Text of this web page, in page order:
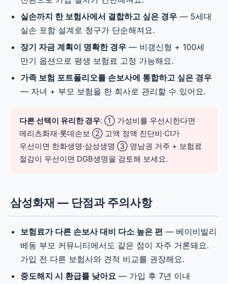
실손까지 한 보험사에서 결합하고 싶은 경우 — 5세대
실손 포함 설계로 청구가 단순해져요.
장기 자금 계획이 명확한 경우 — 비갱신형 + 100세
만기 옵션으로 평생 보험료 고정 가능해요.
가족 보험 포트폴리오를 손보사에 통합하고 싶은 경우
— 자녀 + 부모 보험을 한 회사로 관리할 수 있어요.
다른 선택이 유리한 경우: ① 가성비를 우선시한다면
메리츠화재·롯데손보 ② 고액 정액 진단비·CI가
우선이면 한화생명·삼성생명 ③ 영남권 거주 + 보험료
절감이 우선이면 DGB생명을 검토해 보세요.
삼성화재 — 단점과 주의사항
보험료가 다른 손보사 대비 다소 높은 편 — 베이비빌리
베동 부모 커뮤니티에서도 같은 점이 자주 거론돼요.
가입 전 다른 보험사와 견적 비교를 권장해요.
중도해지 시 환급률 낮아요 — 가입 후 7년 이내